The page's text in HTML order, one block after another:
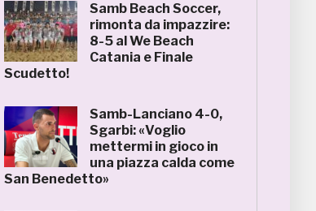
Samb Beach Soccer,
rimonta da impazzire:
8-5 al We Beach
Catania e Finale
Scudetto!
Samb-Lanciano 4-0,
Sgarbi: «Voglio
mettermi in gioco in
una piazza calda come
San Benedetto»